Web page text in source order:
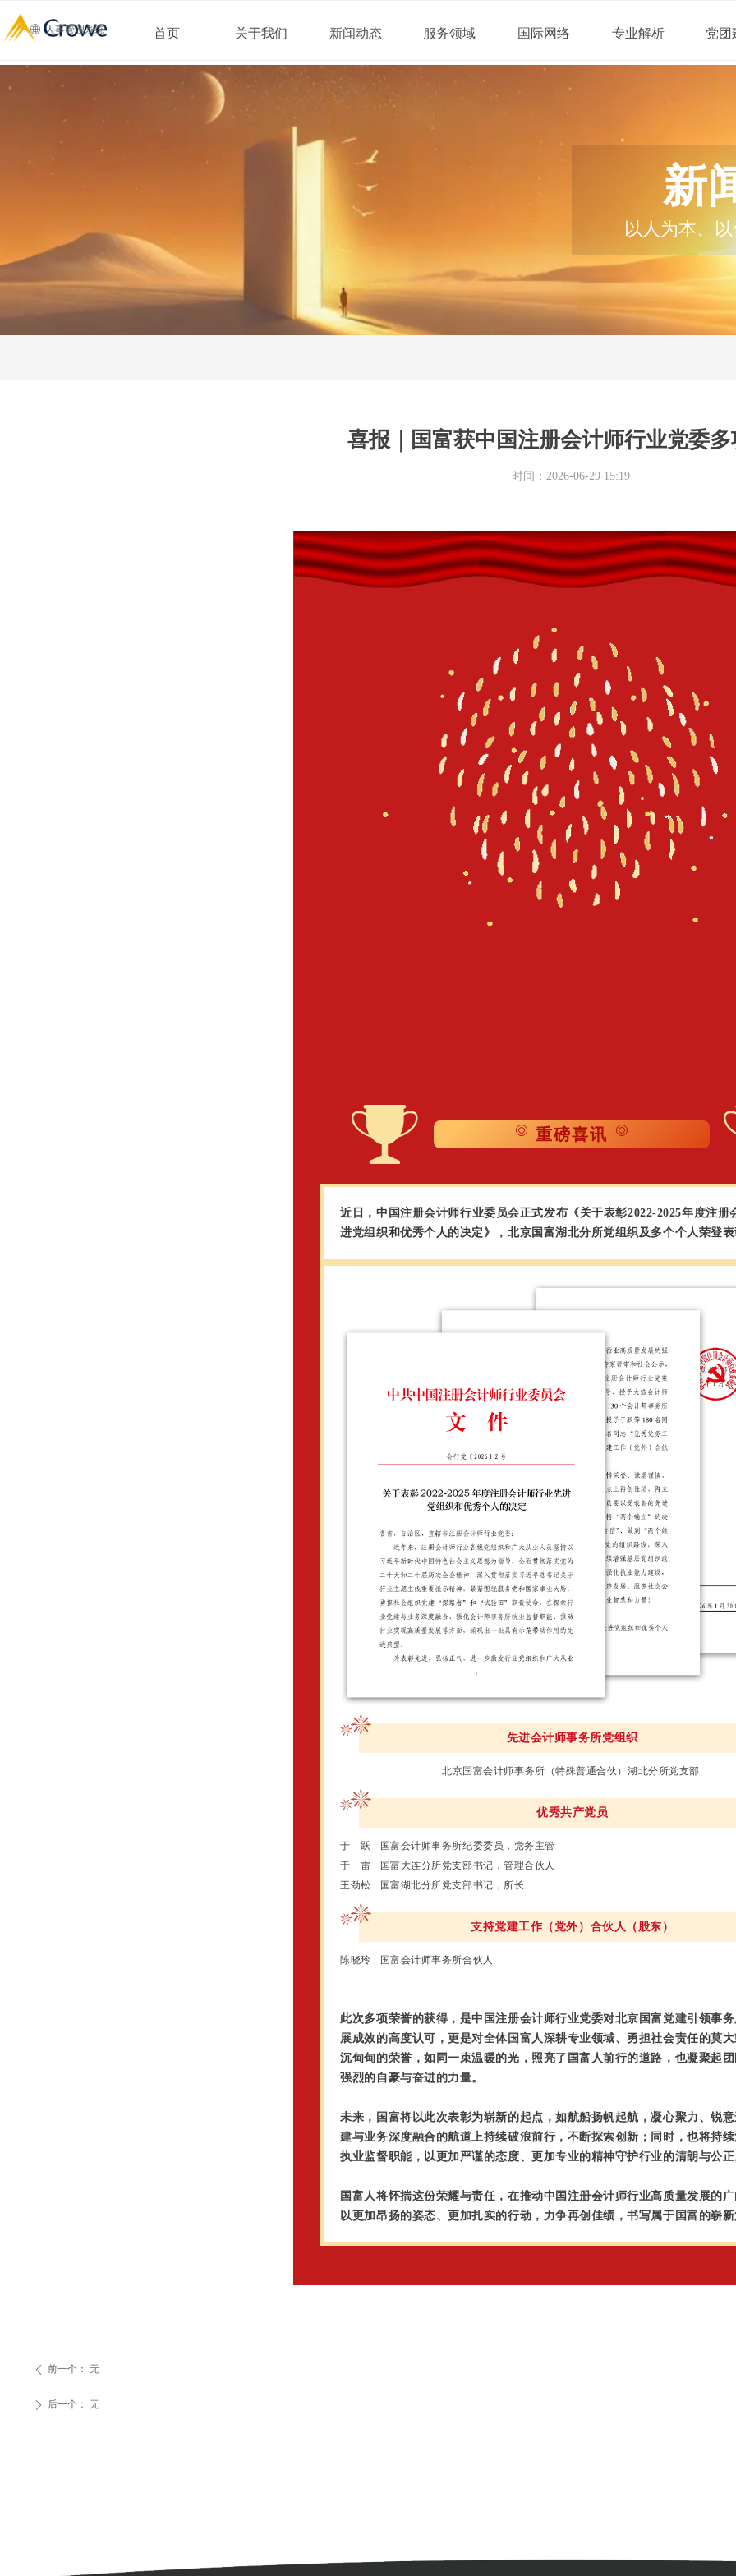
首页 关于我们 新闻动态 服务领域 国际网络 专业解析 党团
ꄓ 人事管理系统
喜报｜国富获中国注册会计师行业党委
喜
实力领跑
佳绩斐然
报
重磅喜讯
近日，中国注册会计师行业委员会正式发布《关于表彰2022-2025年度注册
进党组织和优秀个人的决定》，北京国富湖北分所党组织及多个个人荣登
先进会计师事务所党组织
北京国富会计师事务所（特殊普通合伙）湖北分所党支部
优秀共产党员
于 于跃 国富会计师事务所纪委委员，党务主管
于 于雷 国富大连分所党支部书记，管理合伙人
王劲松 国富湖北分所党支部书记，所长
支持党建工作（党外）合伙人（股东）
陈晓玲 国富会计师事务所合伙人
此次多项荣誉的获得，是中国注册会计师行业党委对北京国富党建引领事
展成效的高度认可，更是对全体国富人深耕专业领域、勇担社会责任的莫
沉甸甸的荣誉，如同一束温暖的光，照亮了国富人前行的道路，也凝聚起
强烈的自豪与奋进的力量。
未来，国富将以此次表彰为崭新的起点，如航船扬帆起航，凝心聚力、锐
建与业务深度融合的航道上持续破浪前行，不断探索创新；同时，也将持
执业监督职能，以更加严谨的态度、更加专业的精神守护行业的清朗与公
国富人将怀揣这份荣耀与责任，在推动中国注册会计师行业高质量发展的
以更加昂扬的姿态、更加扎实的行动，力争再创佳绩，书写属于国富的崭
新
以人为本、
时间： 2026-06-29 15:19
ꄴ 前一个： 无
ꄲ 后一个： 无